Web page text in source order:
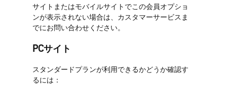
サイトまたはモバイルサイトでこの会員オプショ
ンが表示されない場合は、カスタマーサービスま
でにお問い合わせください。
PCサイト
スタンダードプランが利用できるかどうか確認す
るには：